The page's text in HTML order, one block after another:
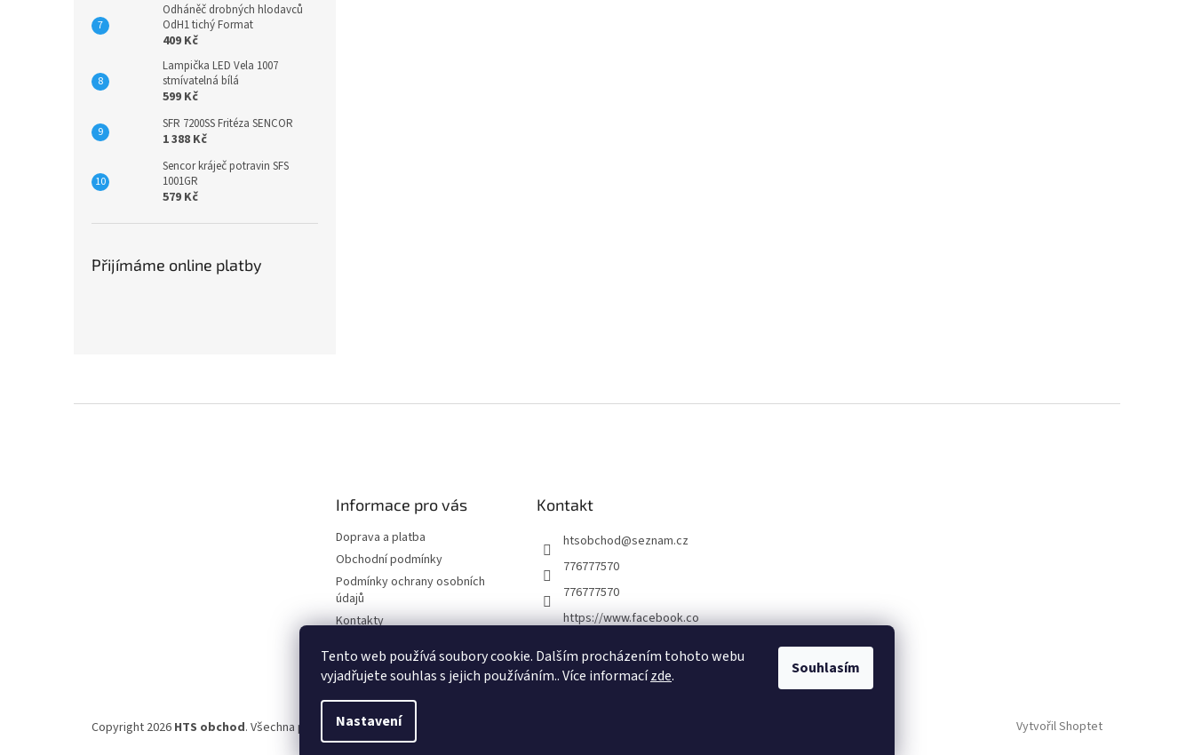
Tento web používá soubory cookie. Dalším procházením tohoto webu
vyjadřujete souhlas s jejich používáním.. Více informacízde.
Nastavení
Souhlasím
Odháněč drobných hlodavců
OdH1 tichý Format
409 Kč
Lampička LED Vela 1007
stmívatelná bílá
599 Kč
SFR 7200SS Fritéza SENCOR
1 388 Kč
Sencor kráječ potravin SFS
1001GR
579 Kč
Přijímáme online platby
Informace pro vás
Doprava a platba
Obchodní podmínky
Podmínky ochrany osobních
údajů
Kontakty
Kontakt
htsobchod@seznam.cz
776777570
776777570
https://www.facebook.co
ck%C3%A1-22921462467
7338
Vytvořil Shoptet
Copyright 2026 HTS obchod. Všechna práva vyhrazena.